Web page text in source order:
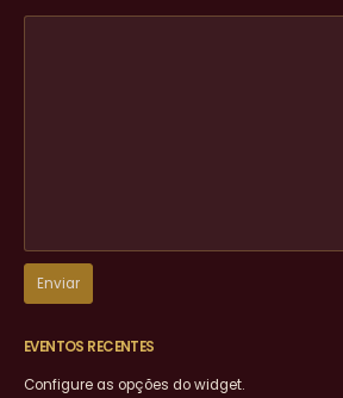
EVENTOS RECENTES
Configure as opções do widget.